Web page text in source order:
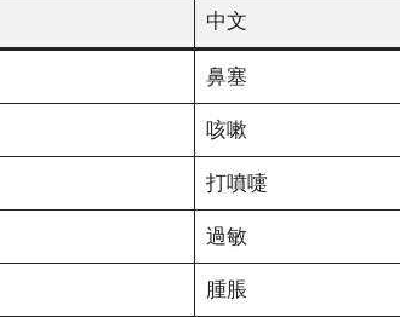
中文
鼻塞
咳嗽
打噴嚏
過敏
腫脹